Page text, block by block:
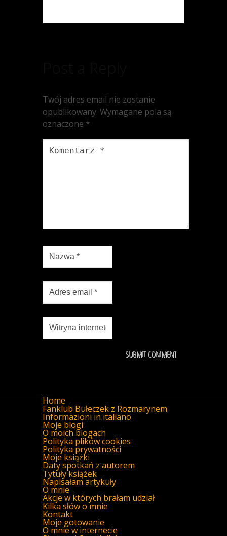
Twój adres email nie zostanie
opublikowany. Wymagane pola są
oznaczone *
Home
Fanklub Bułeczek z Rozmarynem
Informazioni in italiano
Moje blogi
O moich blogach
Polityka plików cookies
Polityka prywatności
Moje książki
Daty spotkań z autorem
Tytuły książek
Napisałam artykuły
O mnie
Akcje w których brałam udział
Kilka słów o mnie
Kontakt
Moje gotowanie
O mnie w internecie